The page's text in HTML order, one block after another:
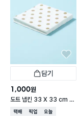
문지르면 지워집니다.
잘 쓸게요.
고맙습니다!
담기
1,000원
도트 냅킨 33 X 33 cm 1
5매입
택배배송매장픽업오늘배송